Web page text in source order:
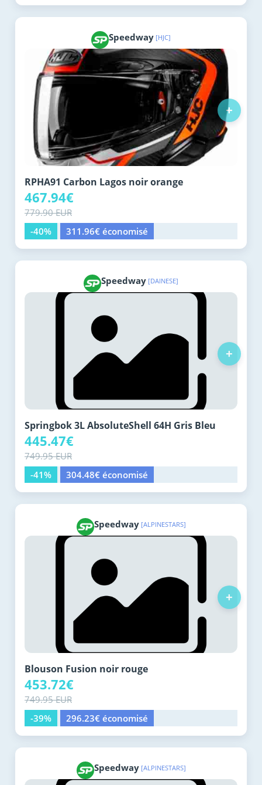
Speedway [HJC]
RPHA91 Carbon Lagos noir orange
467.94€
779.90 EUR
-40%
311.96€ économisé
+
Speedway [DAINESE]
Springbok 3L AbsoluteShell 64H Gris Bleu
445.47€
749.95 EUR
-41%
304.48€ économisé
+
Speedway [ALPINESTARS]
Blouson Fusion noir rouge
453.72€
749.95 EUR
-39%
296.23€ économisé
+
Speedway [ALPINESTARS]